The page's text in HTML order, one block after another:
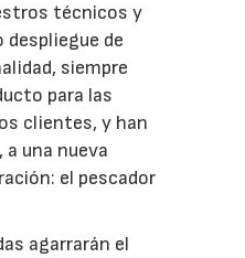
técnicos y
despliegue de
siempre
para las
clientes, y han
una nueva
el pescador
agarrarán el